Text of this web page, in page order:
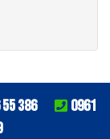
386
0961